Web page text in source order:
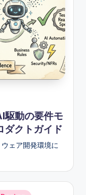
駆動の要件モ
ダクトガイド
ェア開発環境に